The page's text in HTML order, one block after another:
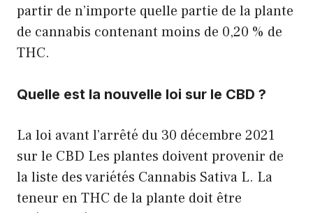
partir de n’importe quelle partie de la plante
de cannabis contenant moins de 0,20 % de
THC.
Quelle est la nouvelle loi sur le CBD ?
La loi avant l’arrêté du 30 décembre 2021
sur le CBD Les plantes doivent provenir de
la liste des variétés Cannabis Sativa L. La
teneur en THC de la plante doit être